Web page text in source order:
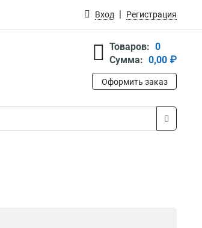
Вход Регистрация
Товаров: 0
Сумма: 0,00 ₽
Оформить заказ